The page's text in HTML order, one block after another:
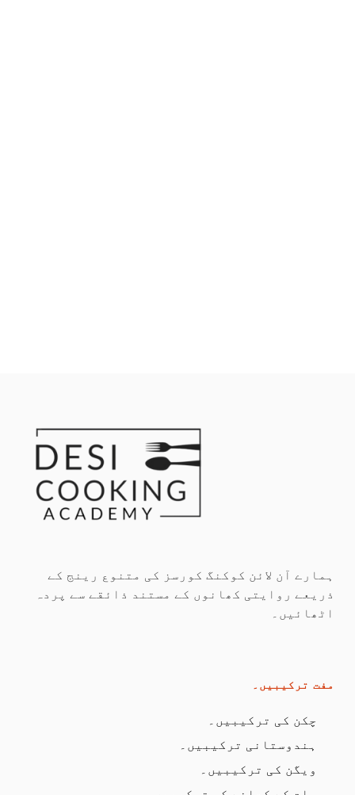
ہمارے آن لائن کوکنگ کورسز کی متنوع رینج کے
ذریعے روایتی کھانوں کے مستند ذائقے سے پردہ
اٹھائیں۔
مفت ترکیبیں۔
چکن کی ترکیبیں۔
ہندوستانی ترکیبیں۔
ویگن کی ترکیبیں۔